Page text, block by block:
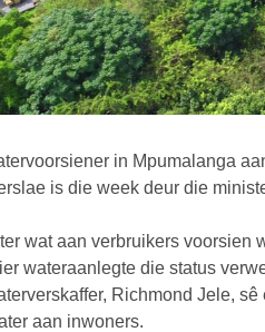
in Mpumalanga
is die week deur die
wat aan verbruikers voorsien
wateraanlegte die status
Richmond Jele,
aan inwoners.